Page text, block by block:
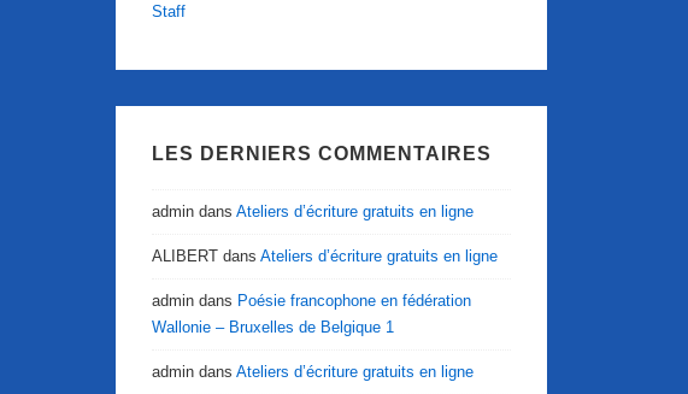
Staff
LES DERNIERS COMMENTAIRES
admin dansAteliers d’écriture gratuits en ligne
ALIBERT dansAteliers d’écriture gratuits en ligne
admin dans Poésie francophone en fédération
Wallonie – Bruxelles de Belgique 1
admin dansAteliers d’écriture gratuits en ligne